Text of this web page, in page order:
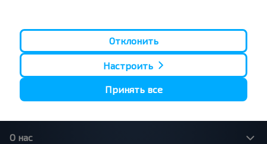
Вильнюс - Минск
Москва - Брест
Минск - Варшава
Москва - Барановичи
Брест - Люблин
Брест - Варшава
О нас
Отклонить
Настроить
Принять все